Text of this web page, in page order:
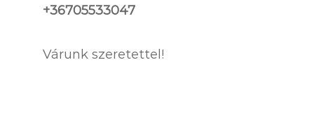
+36705533047
Várunk szeretettel!